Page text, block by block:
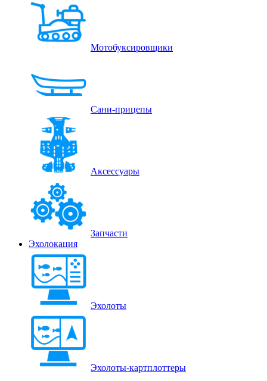
Мотобуксировщики
Сани-прицепы
Аксессуары
Запчасти
Эхолокация
Эхолоты
Эхолоты-картплоттеры